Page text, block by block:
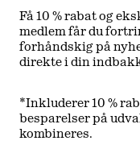
Få 10 % rabat og
medlem får du
forhåndskig på
direkte i din
*Inkluderer 10 %
besparelser på
kombineres.